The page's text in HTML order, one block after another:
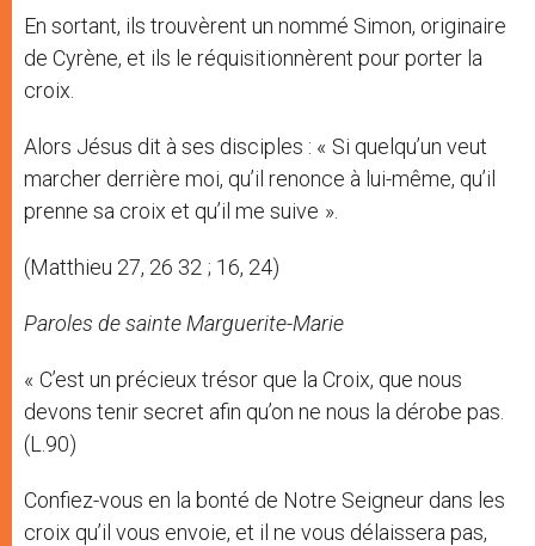
En sortant, ils trouvèrent un nommé Simon, originaire
de Cyrène, et ils le réquisitionnèrent pour porter la
croix.
Alors Jésus dit à ses disciples : « Si quelqu’un veut
marcher derrière moi, qu’il renonce à lui-même, qu’il
prenne sa croix et qu’il me suive ».
(Matthieu 27, 26 32 ; 16, 24)
Paroles de sainte Marguerite-Marie
« C’est un précieux trésor que la Croix, que nous
devons tenir secret afin qu’on ne nous la dérobe pas.
(L.90)
Confiez-vous en la bonté de Notre Seigneur dans les
croix qu’il vous envoie, et il ne vous délaissera pas,